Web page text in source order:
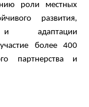
роли местных
развития,
и адаптации
более 400
партнерства и